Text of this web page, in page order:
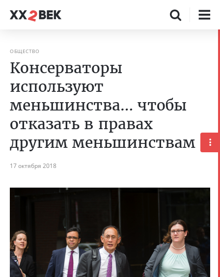
ОБЩЕСТВО
Консерваторы
используют
меньшинства… чтобы
отказать в правах
другим меньшинствам
17 октября 2018